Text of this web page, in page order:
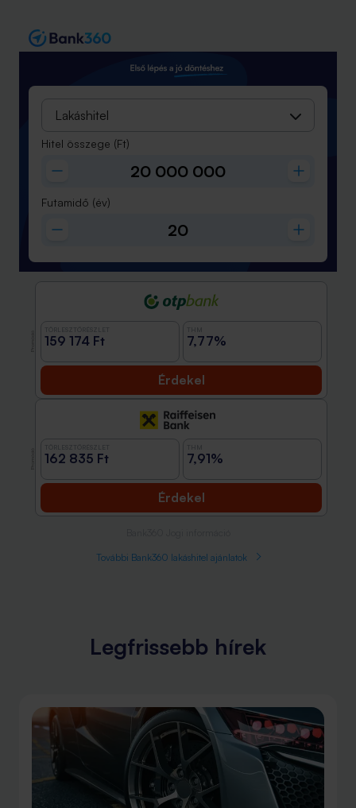
Lakáshitel
Hitel összege (Ft)
Futamidő (év)
159 174 Ft 7,77%
Érdekel
162 835 Ft 7,91%
Érdekel
További Bank360 lakáshitel ajánlatok
Legfrissebb hírek